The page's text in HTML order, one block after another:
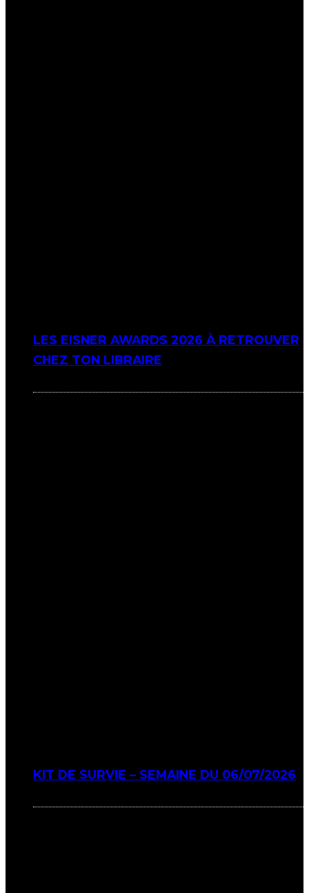
LES EISNER AWARDS 2026 À RETROUVER
CHEZ TON LIBRAIRE
KIT DE SURVIE – SEMAINE DU 06/07/2026